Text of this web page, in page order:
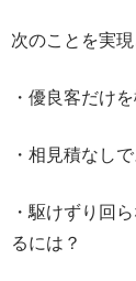
次のことを実現
・優良客だけ
・相見積なし
・駆けずり回
るには？